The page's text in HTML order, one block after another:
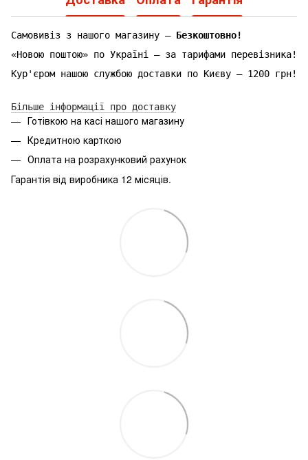
Самовивіз з нашого магазину — Безкоштовно!
«Новою поштою» по Україні — за тарифами перевізника!
Кур'єром нашою службою доставки по Києву — 1200 грн!
Більше інформації про доставку
Готівкою на касі нашого магазину
Кредитною карткою
Оплата на розрахунковий рахунок
Гарантія від виробника 12 місяців.